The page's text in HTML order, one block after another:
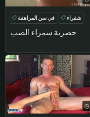
حصرية سمراء الصب
في سن المراهقة
شقراء
HANDJOB
بوف